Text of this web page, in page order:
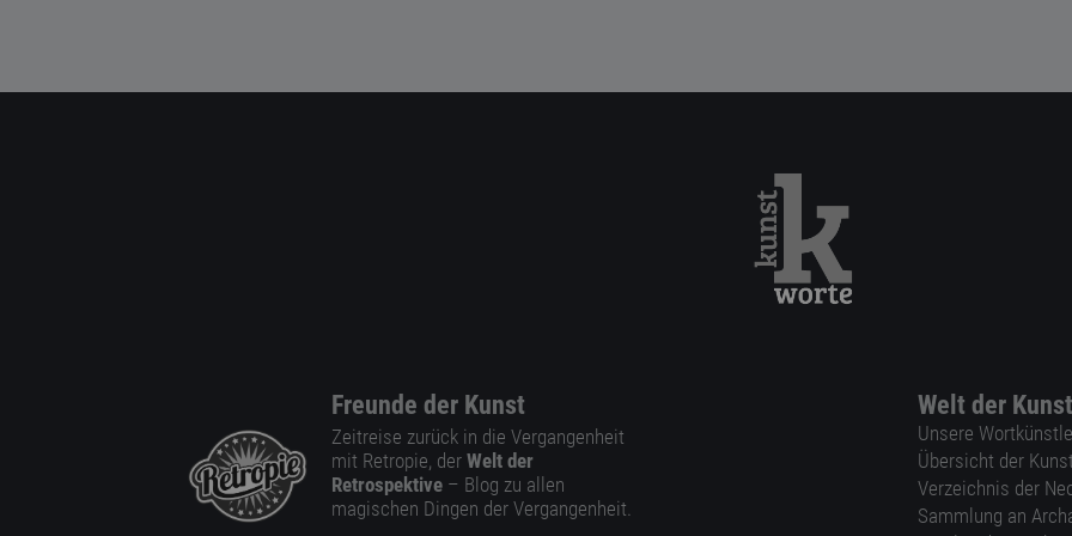
Freunde der Kunst
Zeitreise zurück in die Vergangenheit
mit Retropie, der Welt der
Retrospektive – Blog zu allen
magischen Dingen der Vergangenheit.
Welt der
Unsere
Übersicht der
Verzeichnis der
Sammlung an